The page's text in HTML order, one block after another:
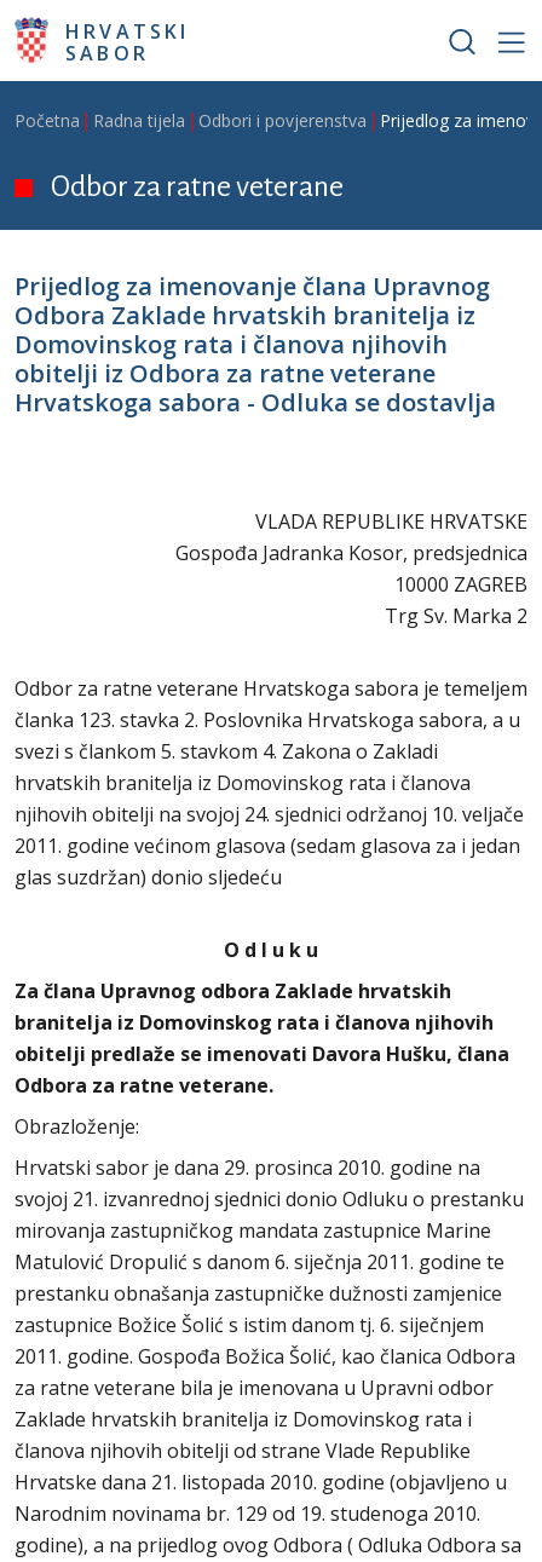
Skoči na glavni sadržaj
HRVATSKI
SABOR
Breadcrumb
Početna Radna tijela Odbori i povjerenstva Prijedlog za
Odbor za ratne veterane
Prijedlog za imenovanje člana Upravnog
Odbora Zaklade hrvatskih branitelja iz
Domovinskog rata i članova njihovih
obitelji iz Odbora za ratne veterane
Hrvatskoga sabora - Odluka se dostavlja
VLADA REPUBLIKE HRVATSKE
Gospođa Jadranka Kosor, predsjednica
10000 ZAGREB
Trg Sv. Marka 2
Odbor za ratne veterane Hrvatskoga sabora je temeljem
članka 123. stavka 2. Poslovnika Hrvatskoga sabora, a u
svezi s člankom 5. stavkom 4. Zakona o Zakladi
hrvatskih branitelja iz Domovinskog rata i članova
njihovih obitelji na svojoj 24. sjednici održanoj 10. veljače
2011. godine većinom glasova (sedam glasova za i jedan
glas suzdržan) donio sljedeću
O d l u k u
Za člana Upravnog odbora Zaklade hrvatskih
branitelja iz Domovinskog rata i članova njihovih
obitelji predlaže se imenovati Davora Hušku, člana
Odbora za ratne veterane.
Obrazloženje:
Hrvatski sabor je dana 29. prosinca 2010. godine na
svojoj 21. izvanrednoj sjednici donio Odluku o prestanku
mirovanja zastupničkog mandata zastupnice Marine
Matulović Dropulić s danom 6. siječnja 2011. godine te
prestanku obnašanja zastupničke dužnosti zamjenice
zastupnice Božice Šolić s istim danom tj. 6. siječnjem
2011. godine. Gospođa Božica Šolić, kao članica Odbora
za ratne veterane bila je imenovana u Upravni odbor
Zaklade hrvatskih branitelja iz Domovinskog rata i
članova njihovih obitelji od strane Vlade Republike
Hrvatske dana 21. listopada 2010. godine (objavljeno u
Narodnim novinama br. 129 od 19. studenoga 2010.
godine), a na prijedlog ovog Odbora ( Odluka Odbora sa